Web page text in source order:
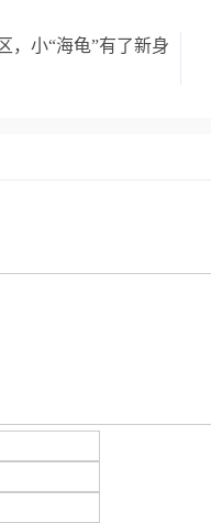
，小“海龟”有了新身